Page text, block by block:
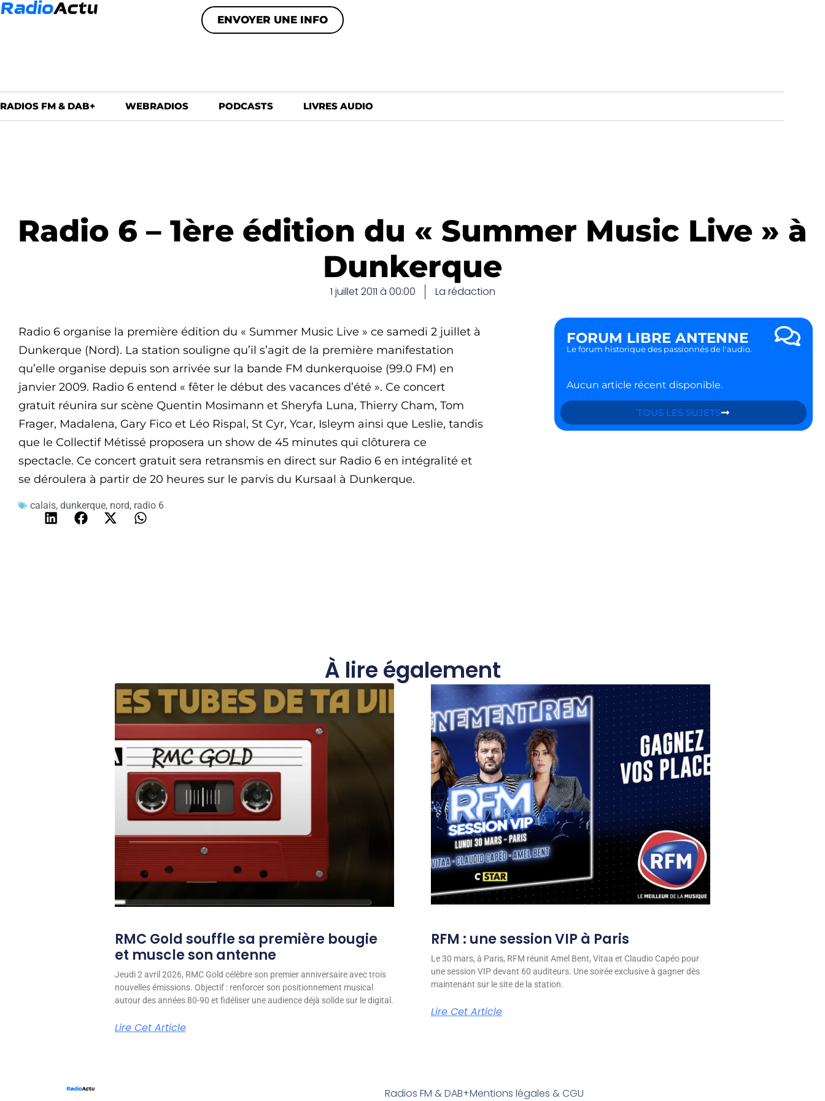
ENVOYER UNE INFO
RADIOS FM & DAB+ WEBRADIOS PODCASTS LIVRES AUDIO
Radio 6 – 1ère édition du « Summer Music Live » à
Dunkerque
1 juillet 2011 à 00:00 La rédaction
Radio 6 organise la première édition du « Summer Music Live » ce samedi 2 juillet à
Dunkerque (Nord). La station souligne qu’il s’agit de la première manifestation
qu’elle organise depuis son arrivée sur la bande FM dunkerquoise (99.0 FM) en
janvier 2009. Radio 6 entend « fêter le début des vacances d’été ». Ce concert
gratuit réunira sur scène Quentin Mosimann et Sheryfa Luna, Thierry Cham, Tom
Frager, Madalena, Gary Fico et Léo Rispal, St Cyr, Ycar, Isleym ainsi que Leslie, tandis
que le Collectif Métissé proposera un show de 45 minutes qui clôturera ce
spectacle. Ce concert gratuit sera retransmis en direct sur Radio 6 en intégralité et
se déroulera à partir de 20 heures sur le parvis du Kursaal à Dunkerque.
calais, dunkerque, nord, radio 6
FORUM LIBRE ANTENNE
Le forum historique des passionnés de l'audio.
Aucun article récent disponible.
TOUS LES SUJETS
À lire également
RMC Gold souffle sa première bougie
et muscle son antenne
Jeudi 2 avril 2026, RMC Gold célèbre son premier anniversaire avec trois
nouvelles émissions. Objectif : renforcer son positionnement musical
autour des années 80-90 et fidéliser une audience déjà solide sur le digital.
Lire Cet Article
RFM : une session VIP à Paris
Le 30 mars, à Paris, RFM réunit Amel Bent, Vitaa et Claudio Capéo pour
une session VIP devant 60 auditeurs. Une soirée exclusive à gagner dès
maintenant sur le site de la station.
Lire Cet Article
Radios FM & DAB+Mentions légales & CGU